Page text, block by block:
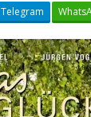
Telegram